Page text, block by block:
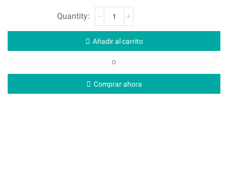
Añadir al carrito
O
Comprar ahora